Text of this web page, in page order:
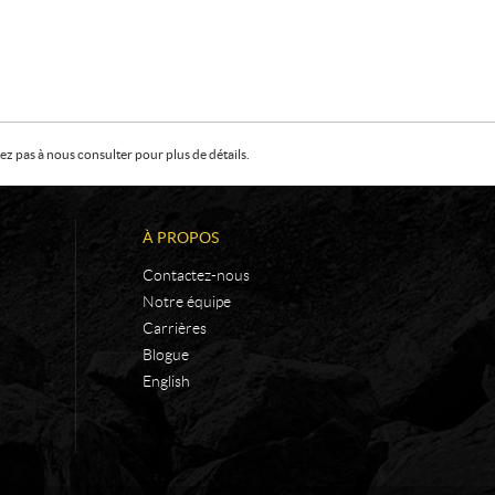
pas à nous consulter pour plus de détails.
À PROPOS
Contactez-nous
Notre équipe
Carrières
Blogue
English